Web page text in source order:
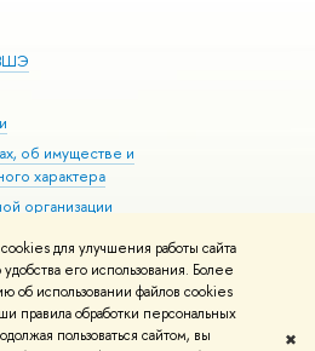
для улучшения работы сайта
его использования. Более
об использовании файлов cookies
правила обработки персональных
пользоваться сайтом, вы
✖
об имуществе и
характера
организации
здоровья